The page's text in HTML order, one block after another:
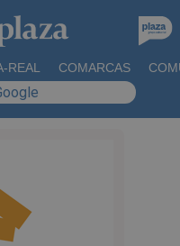
REAL COMARCAS